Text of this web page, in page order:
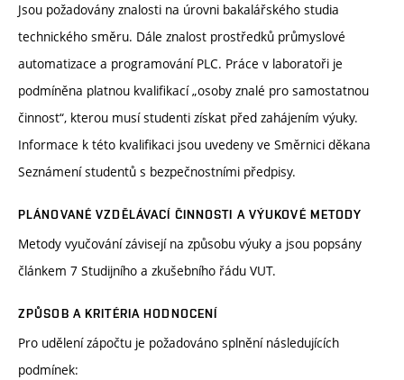
Jsou požadovány znalosti na úrovni bakalářského studia
technického směru. Dále znalost prostředků průmyslové
automatizace a programování PLC. Práce v laboratoři je
podmíněna platnou kvalifikací „osoby znalé pro samostatnou
činnost“, kterou musí studenti získat před zahájením výuky.
Informace k této kvalifikaci jsou uvedeny ve Směrnici děkana
Seznámení studentů s bezpečnostními předpisy.
PLÁNOVANÉ VZDĚLÁVACÍ ČINNOSTI A VÝUKOVÉ METODY
Metody vyučování závisejí na způsobu výuky a jsou popsány
článkem 7 Studijního a zkušebního řádu VUT.
ZPŮSOB A KRITÉRIA HODNOCENÍ
Pro udělení zápočtu je požadováno splnění následujících
podmínek: